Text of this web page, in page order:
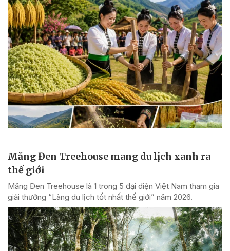
Măng Đen Treehouse mang du lịch xanh ra
thế giới
Măng Đen Treehouse là 1 trong 5 đại diện Việt Nam tham gia
giải thưởng “Làng du lịch tốt nhất thế giới” năm 2026.